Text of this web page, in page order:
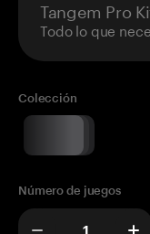
Tangem Pro
Todo lo que
Colección
Número de juegos